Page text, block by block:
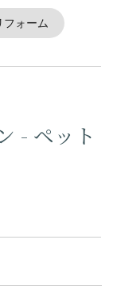
フォーム
- ペット